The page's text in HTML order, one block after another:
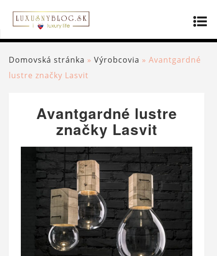
Domovská stránka » Výrobcovia » Avantgardné
lustre značky Lasvit
Avantgardné lustre
značky Lasvit